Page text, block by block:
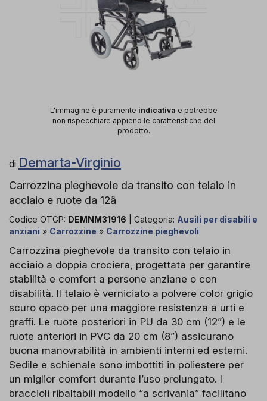
L'immagine è puramente indicativa e potrebbe
non rispecchiare appieno le caratteristiche del
prodotto.
di Demarta-Virginio
Carrozzina pieghevole da transito con telaio in
acciaio e ruote da 12â
Codice OTGP: DEMNM31916 | Categoria: Ausili per disabili e
anziani » Carrozzine » Carrozzine pieghevoli
Carrozzina pieghevole da transito con telaio in
acciaio a doppia crociera, progettata per garantire
stabilità e comfort a persone anziane o con
disabilità. Il telaio è verniciato a polvere color grigio
scuro opaco per una maggiore resistenza a urti e
graffi. Le ruote posteriori in PU da 30 cm (12”) e le
ruote anteriori in PVC da 20 cm (8”) assicurano
buona manovrabilità in ambienti interni ed esterni.
Sedile e schienale sono imbottiti in poliestere per
un miglior comfort durante l’uso prolungato. I
braccioli ribaltabili modello “a scrivania” facilitano